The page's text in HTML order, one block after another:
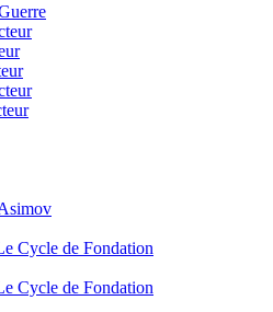
Cycle de Fondation
Cycle de Fondation